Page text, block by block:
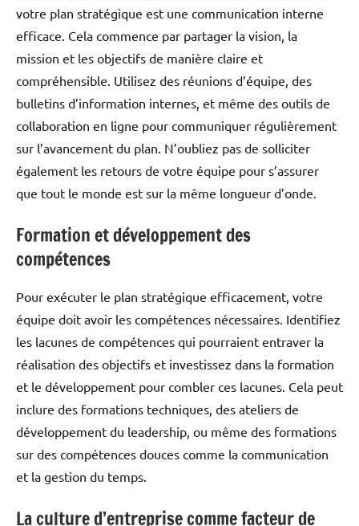
votre plan stratégique est une communication interne
efficace. Cela commence par partager la vision, la
mission et les objectifs de manière claire et
compréhensible. Utilisez des réunions d’équipe, des
bulletins d’information internes, et même des outils de
collaboration en ligne pour communiquer régulièrement
sur l’avancement du plan. N’oubliez pas de solliciter
également les retours de votre équipe pour s’assurer
que tout le monde est sur la même longueur d’onde.
Formation et développement des
compétences
Pour exécuter le plan stratégique efficacement, votre
équipe doit avoir les compétences nécessaires. Identifiez
les lacunes de compétences qui pourraient entraver la
réalisation des objectifs et investissez dans la formation
et le développement pour combler ces lacunes. Cela peut
inclure des formations techniques, des ateliers de
développement du leadership, ou même des formations
sur des compétences douces comme la communication
et la gestion du temps.
La culture d’entreprise comme facteur de